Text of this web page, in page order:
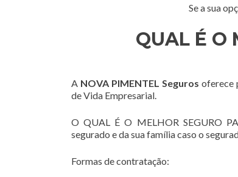
Se a sua
QUAL É O
A NOVA PIMENTEL Seguros oferece
de Vida Empresarial.
O QUAL É O MELHOR SEGURO
segurado e da sua família caso o
Formas de contratação: